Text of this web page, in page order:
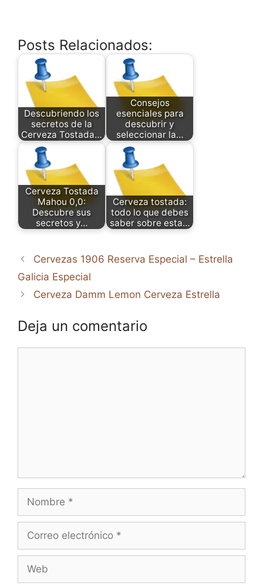
Posts Relacionados:
Descubriendo los
secretos de la
Cerveza Tostada…
Consejos
esenciales para
descubrir y
seleccionar la…
Cerveza Tostada
Mahou 0,0:
Descubre sus
secretos y…
Cerveza tostada:
todo lo que debes
saber sobre esta…
Cervezas 1906 Reserva Especial – Estrella
Galicia Especial
Cerveza Damm Lemon Cerveza Estrella
Deja un comentario
Nombre
Correo
Web